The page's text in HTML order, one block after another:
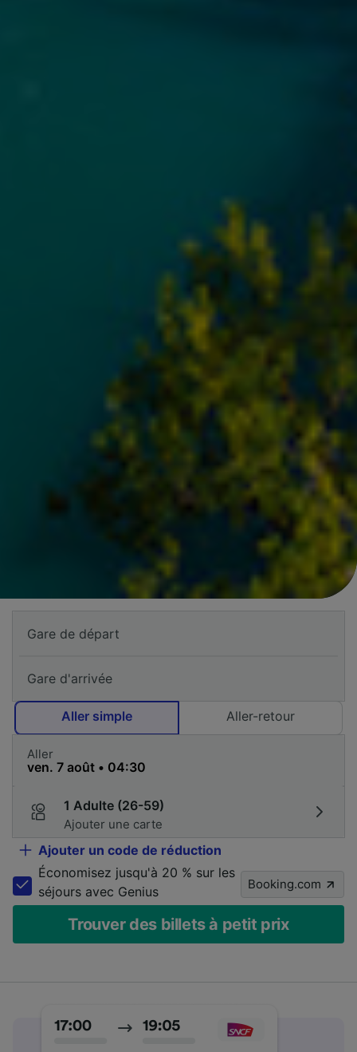
Aller simple Aller-retour
Aller
1 Adulte (26-59)
Ajouter une carte
Ajouter un code de réduction
Économisez jusqu'à 20 % sur les
séjours avec Genius
Booking.com
Trouver des billets à petit prix